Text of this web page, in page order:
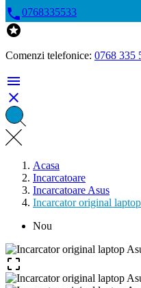
0768335533

Comenzi telefonice: 0768 335


Acasa
Incarcatoare
Incarcatoare Asus
Incarcator original
Nou
